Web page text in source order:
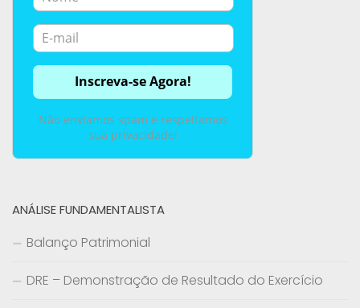
Não enviamos spam e respeitamos
sua privacidade!
ANÁLISE FUNDAMENTALISTA
Balanço Patrimonial
DRE – Demonstração de Resultado do Exercício